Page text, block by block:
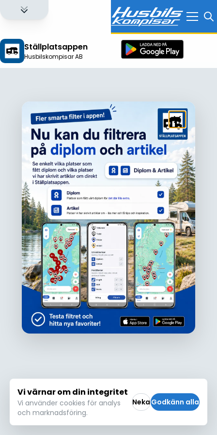
Ställplatsappen
Husbilskompisar AB
Ojdå!
Den här platsen hittades inte eller kunde
inte läsas in korrekt. Vänligen försök igen
Försök igen
Logga in för att få full tillgång till alla funktioner!
Vi värnar om din integritet
Vi använder cookies för analys
och marknadsföring.
NekaGodkänn alla